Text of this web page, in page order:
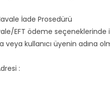
İade Prosedürü
EFT ödeme
veya kullanıcı üyenin adına
: